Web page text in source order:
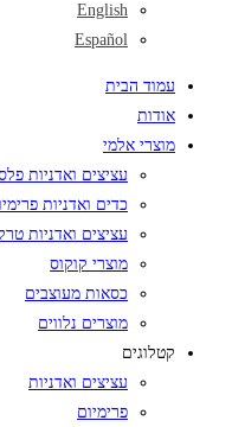
English
Español
עמוד הבית
אודות
מוצרי אלמי
עציצים ואדניות
כדים ואדניות
עציצים ואדניות
מוצרי קוקוס
כסאות מעוצבים
מוצרים נלווים
קטלוגים
עציצים ואדניות
פרימיום